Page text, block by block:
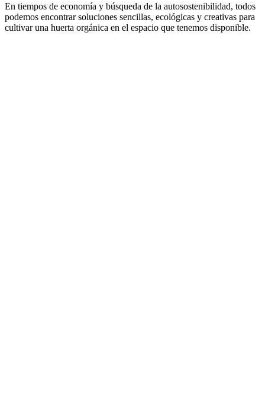
En tiempos de economía y búsqueda de la autosostenibilidad, todos
podemos encontrar soluciones sencillas, ecológicas y creativas para
cultivar una huerta orgánica en el espacio que tenemos disponible.